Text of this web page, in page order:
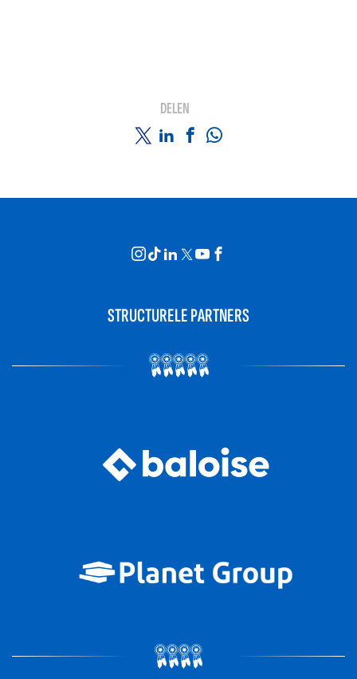
DELEN
STRUCTURELE PARTNERS